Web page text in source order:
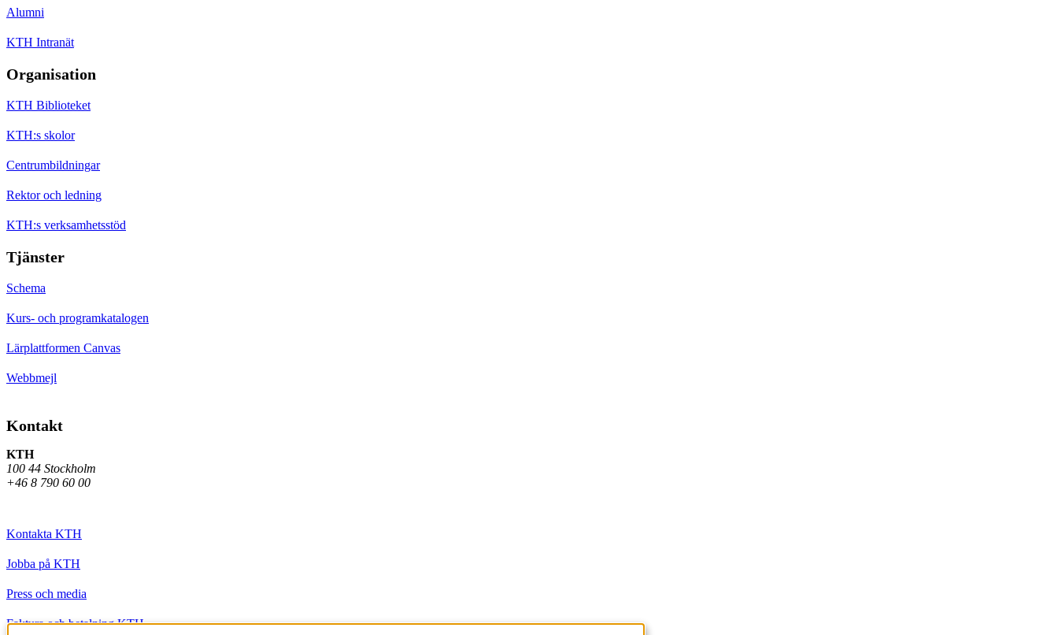
Alumni
KTH Intranät
Organisation
KTH Biblioteket
KTH:s skolor
Centrumbildningar
Rektor och ledning
KTH:s verksamhetsstöd
Tjänster
Schema
Kurs- och programkatalogen
Lärplattformen Canvas
Webbmejl
Kontakt
KTH
100 44 Stockholm
+46 8 790 60 00
Kontakta KTH
Jobba på KTH
Press och media
Faktura och betalning KTH